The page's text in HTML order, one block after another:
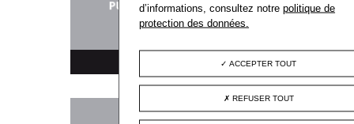
MARCHÉS PUBLICS
d’informations, consultez notrepolitique de
protection des données.
ACCEPTER TOUT
REFUSER TOUT